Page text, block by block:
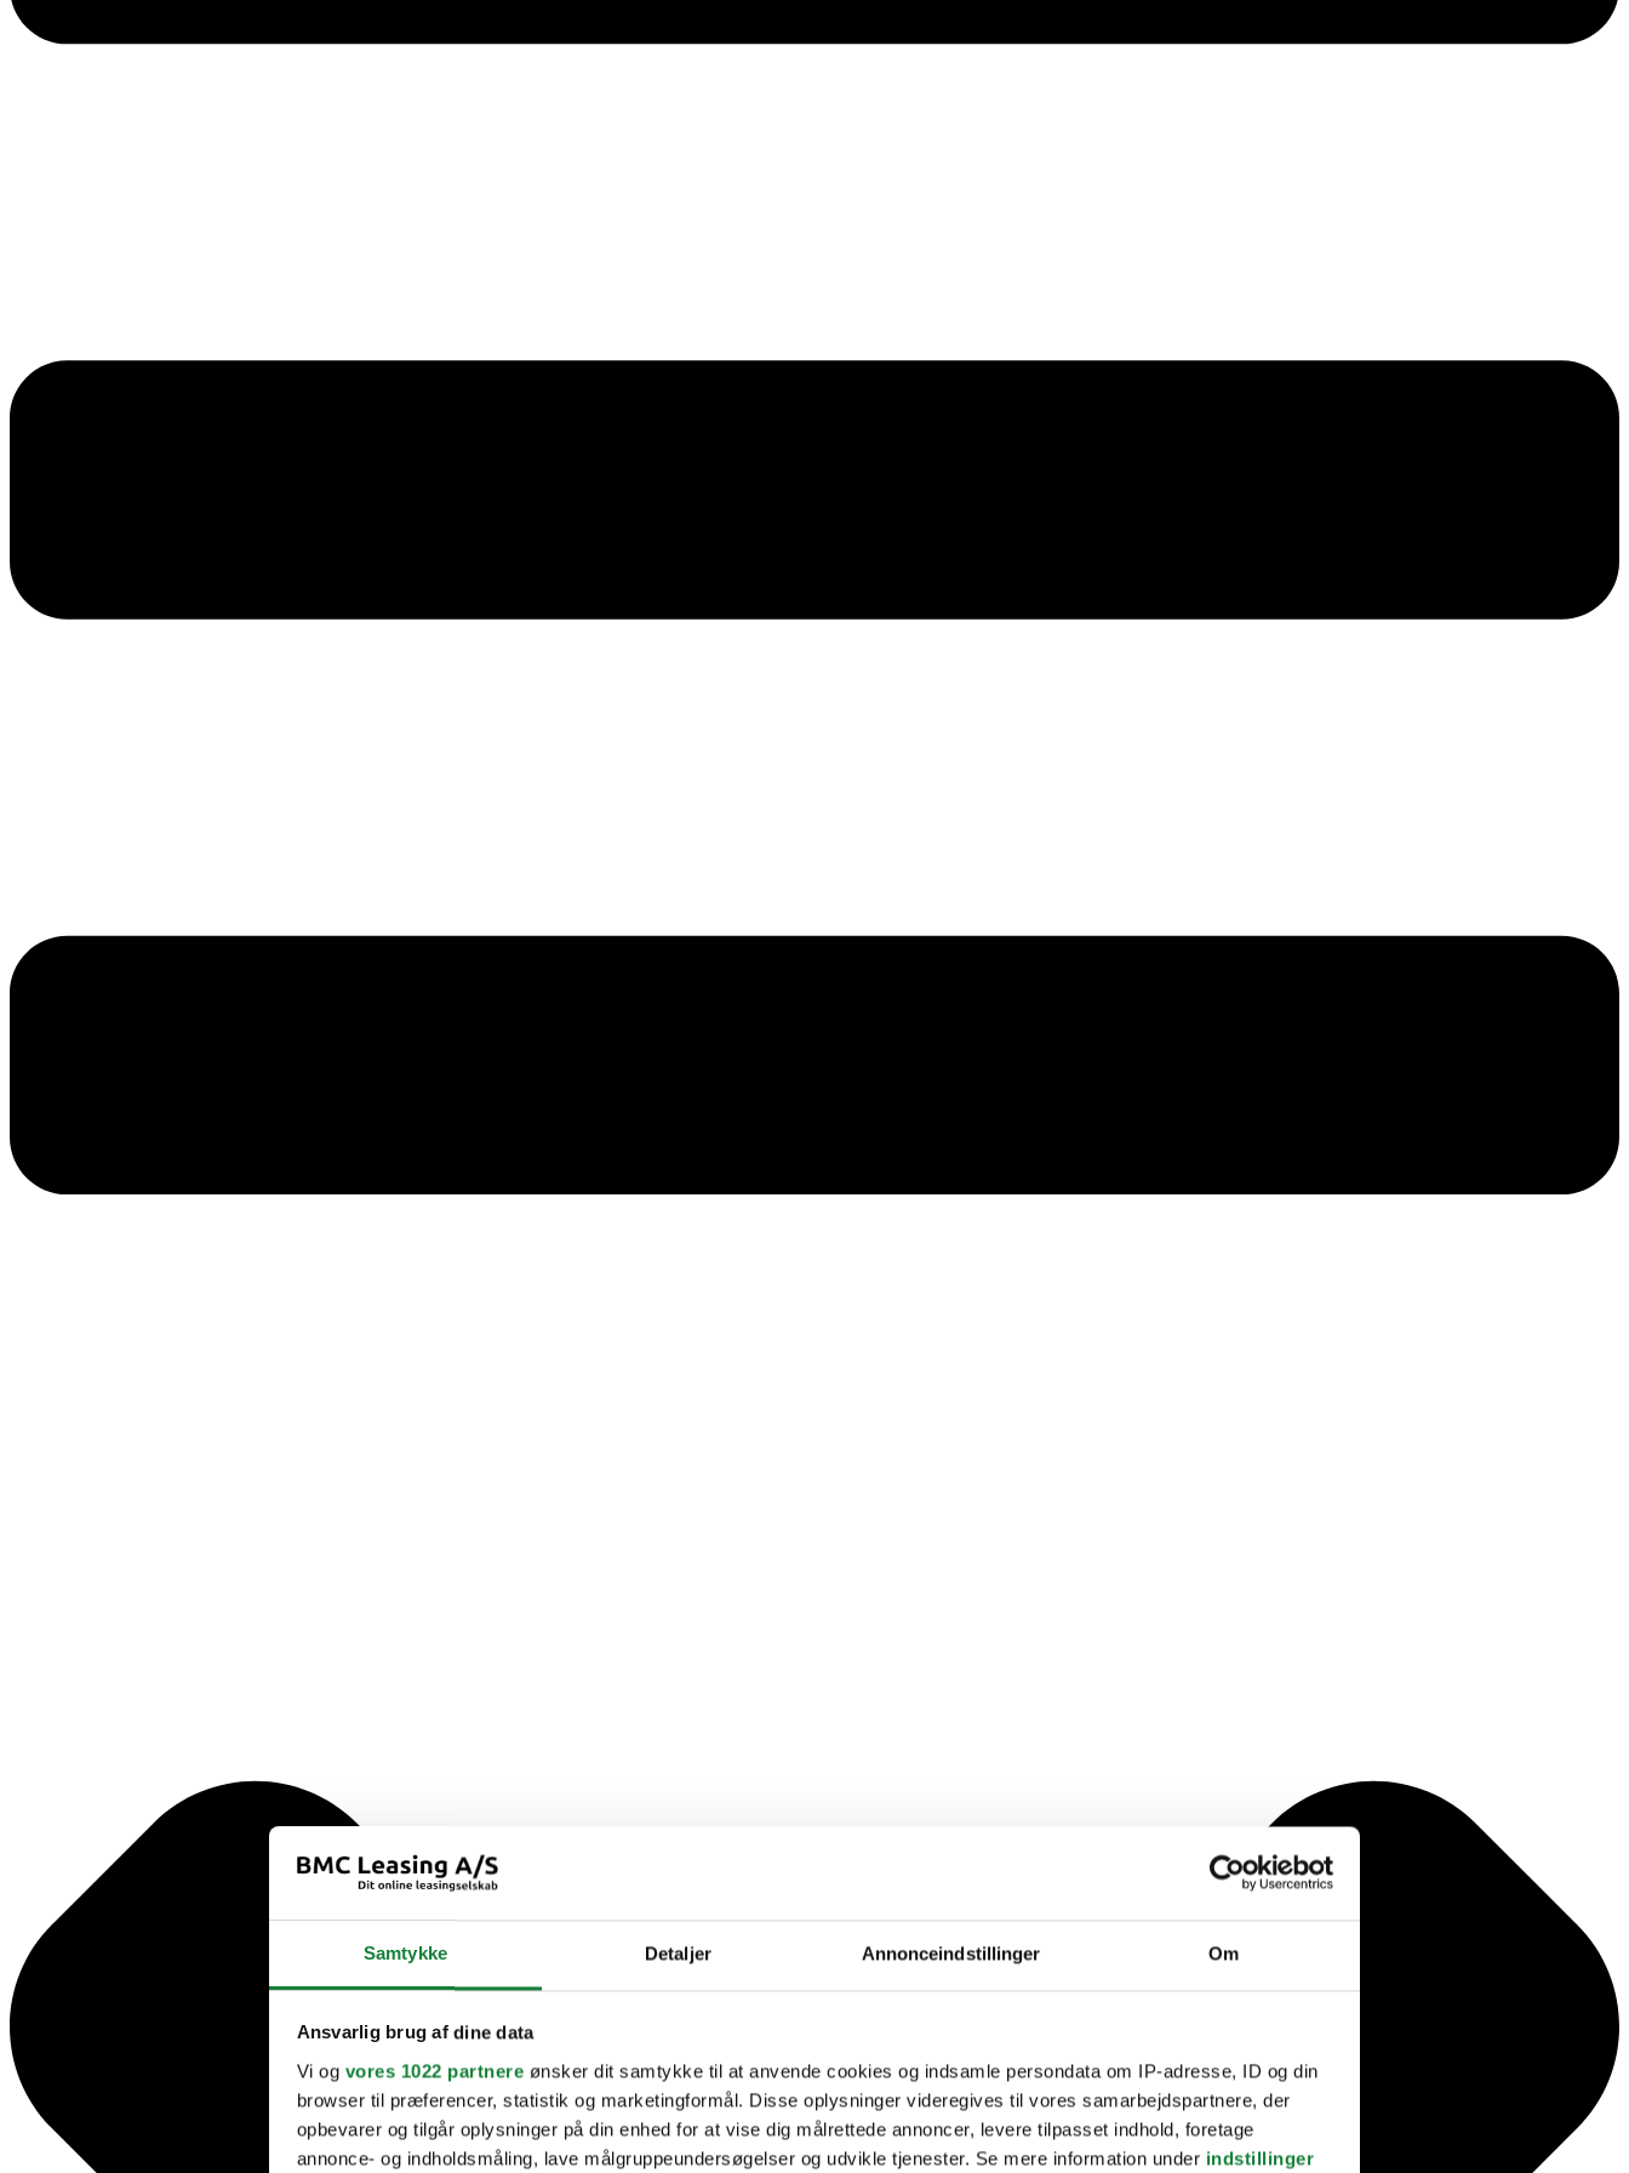
Samtykke Detaljer Annonceindstillinger Om
Ansvarlig brug af dine data
Vi og vores 1022 partnere ønsker dit samtykke til at anvende cookies og indsamle persondata om IP-adresse, ID og din
browser til præferencer, statistik og marketingformål. Disse oplysninger videregives til vores samarbejdspartnere, der
opbevarer og tilgår oplysninger på din enhed for at vise dig målrettede annoncer, levere tilpasset indhold, foretage
annonce- og indholdsmåling, lave målgruppeundersøgelser og udvikle tjenester. Se mere information under indstillinger